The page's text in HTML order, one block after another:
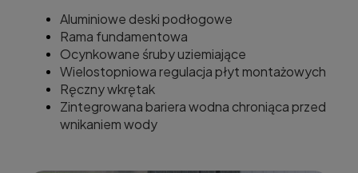
Aluminiowe deski podłogowe
Rama fundamentowa
Ocynkowane śruby uziemiające
Wielostopniowa regulacja płyt montażowych
Ręczny wkrętak
Zintegrowana bariera wodna chroniąca przed
wnikaniem wody